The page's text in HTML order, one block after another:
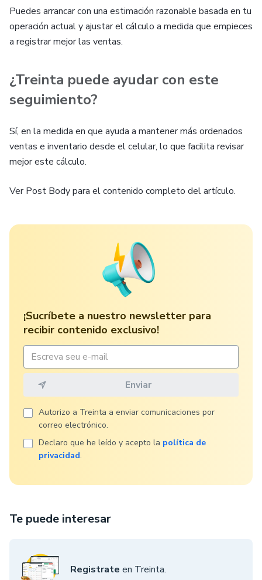
Te puede interesar
Registrate en Treinta.
Puedes arrancar con una estimación razonable basada en tu
operación actual y ajustar el cálculo a medida que empieces
a registrar mejor las ventas.
¿Treinta puede ayudar con este
seguimiento?
Sí, en la medida en que ayuda a mantener más ordenados
ventas e inventario desde el celular, lo que facilita revisar
mejor este cálculo.
Ver Post Body para el contenido completo del artículo.
¡Sucríbete a nuestro newsletter para
recibir contenido exclusivo!
Autorizo ​​a Treinta a enviar comunicaciones por
correo electrónico.
Declaro que he leído y acepto la política de
privacidad.